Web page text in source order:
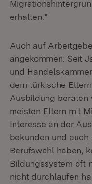
erhalten.”
Auch auf
angekommen: Seit
und
dem türkische
Ausbildung beraten
meisten Eltern mit
Interesse an der
bekunden und auch
Berufswahl haben,
Bildungssystem oft
nicht durchlaufen